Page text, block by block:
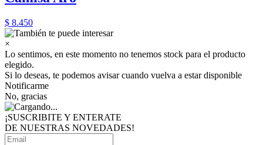
$ 8.450
×
Lo sentimos, en este momento no tenemos stock para el producto
elegido.
Si lo deseas, te podemos avisar cuando vuelva a estar disponible
Notificarme
No, gracias
¡SUSCRIBITE Y ENTERATE
DE NUESTRAS NOVEDADES!